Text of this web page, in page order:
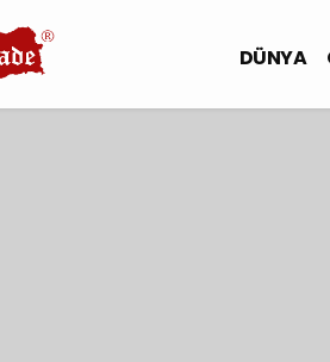
DÜNYA